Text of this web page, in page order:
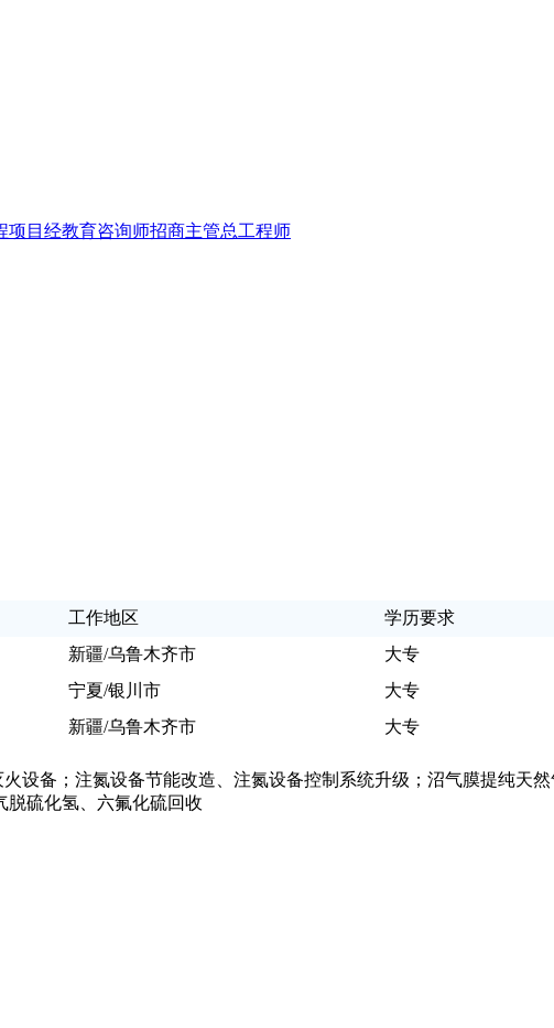
项目经教育咨询师招商主管总工程师
工作地区 学历要求
新疆/乌鲁木齐市 大专
宁夏/银川市 大专
新疆/乌鲁木齐市 大专
设备；注氮设备节能改造、注氮设备控制系统升级；沼气膜提纯天
脱硫化氢、六氟化硫回收